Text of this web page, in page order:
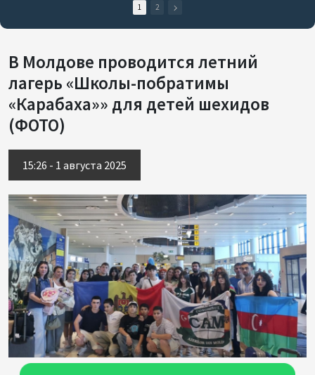
1 2
В Молдове проводится летний
лагерь «Школы-побратимы
«Карабаха»» для детей шехидов
(ФОТО)
15:26 - 1 августа 2025